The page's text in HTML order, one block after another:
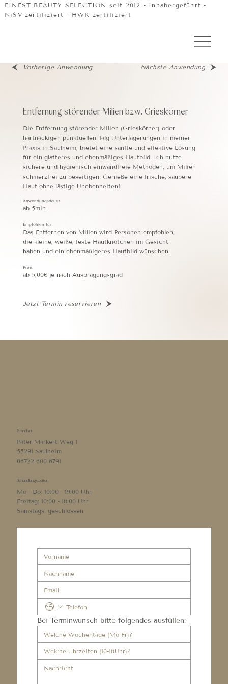
FINEST BEAUTY SELECTION seit 2012 - Inhabergeführt -
NiSV zertifiziert - HWK zertifiziert
Entfernung störender Milien bzw. Grieskörner
Die Entfernung störender Milien (Grieskörner) oder
hartnäckigen punktuellen Talg-Unterlagerungen in meiner
Praxis in Saulheim, bietet eine sanfte und effektive Lösung
für ein glatteres und ebenmäßiges Hautbild. Ich nutze
sichere und hygienisch einwandfreie Methoden, um Milien
schmerzfrei zu beseitigen. Genieße eine frische, saubere
Haut ohne lästige Unebenheiten!
Anwendungsdauer
ab 5min
Empfohlen für
Das Entfernen von Milien wird Personen empfohlen,
die kleine, weiße, feste Hautknötchen im Gesicht
haben und ein ebenmäßigeres Hautbild wünschen.
Preis
ab 5,00€ je nach Ausprägungsgrad
Jetzt Termin reservieren
Vorherige Anwendung Nächste Anwendung
Standort
Pater-Markert-Weg 1
55291 Saulheim
06732 600 6791
Behandlungszeiten
Mo - Do: 10:00 - 19:00 Uhr
Freitag: 10:00 - 18:00 Uhr
Samstags: geschlossen
Bei Terminwunsch bitte folgendes ausfüllen: